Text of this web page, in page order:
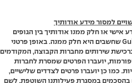
למסור מידע אודותיך
אישי או חלק ממנו אודותיך בין הגופים
בקבוצת Guideline שחשבים היא חלק ממנה. באופן פרטני
שירותים מחברות הקבוצה, המקודמים
יועברו הפרטים שמסרת לחברות
כמו כן יועברו פרטים לצדדים שלישיים,
בהסכמים במסגרת פעילותנו השוטפת, לשם